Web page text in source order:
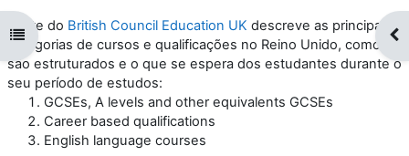
Abrir índice da disciplina
O site do British Council Education UK descreve as principais
categorias de cursos e qualificações no Reino Unido, como
são estruturados e o que se espera dos estudantes durante o
seu período de estudos:
GCSEs, A levels and other equivalents GCSEs
Career based qualifications
English language courses